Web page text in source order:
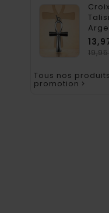
Tous nos
promotion 